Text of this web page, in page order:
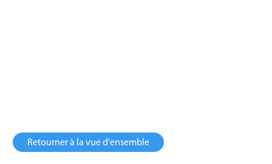
Retourner à la vue d'ensemble